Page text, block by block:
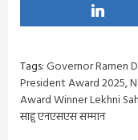
Tags:Governor Ramen
President Award 2025,
Award Winner Lekhni
साहू एनएसएस सम्मान